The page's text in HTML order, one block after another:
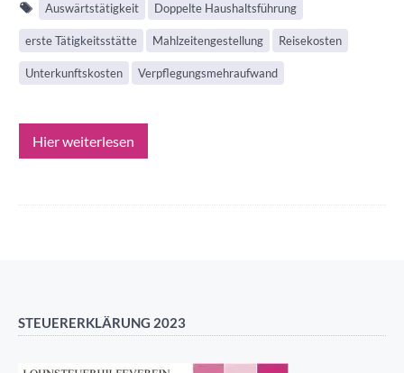
Auswärtstätigkeit Doppelte Haushaltsführung
erste Tätigkeitsstätte Mahlzeitengestellung Reisekosten
Unterkunftskosten Verpflegungsmehraufwand
Hier weiterlesen
STEUERERKLÄRUNG 2023